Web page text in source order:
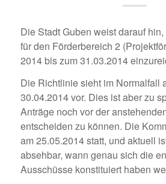
Die Stadt Guben weist darauf
für den Förderbereich 2
2014 bis zum 31.03.2014
Die Richtlinie sieht im Normalfall
30.04.2014 vor. Dies ist aber zu
Anträge noch vor der
entscheiden zu können. Die
am 25.05.2014 statt, und aktuell
absehbar, wann genau sich die
Ausschüsse konstituiert haben